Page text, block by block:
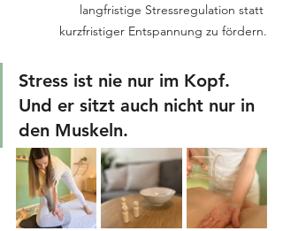
langfristige Stressregulation statt
kurzfristiger Entspannung zu fördern.
Stress ist nie nur im Kopf.
Und er sitzt auch nicht nur in
den Muskeln.